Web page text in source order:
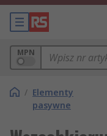
MPN
/ Elementy
pasywne